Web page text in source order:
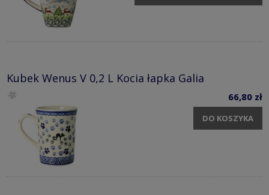
Kubek Wenus V 0,2 L Kocia łapka Galia
66,80 zł
DO KOSZYKA